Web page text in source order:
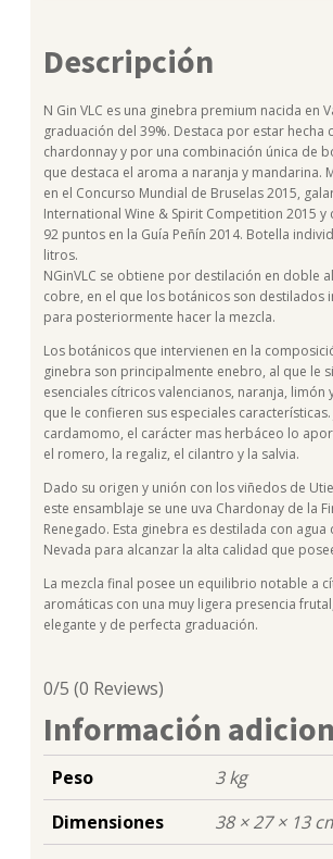
Descripción
N Gin VLC es una ginebra premium nacida en
graduación del 39%. Destaca por estar hecha
chardonnay y por una combinación única de
que destaca el aroma a naranja y mandarina.
en el Concurso Mundial de Bruselas 2015,
International Wine & Spirit Competition 2015 y
92 puntos en la Guía Peñín 2014. Botella
litros.
NGinVLC se obtiene por destilación en doble
cobre, en el que los botánicos son destilados
para posteriormente hacer la mezcla.
Los botánicos que intervienen en la
ginebra son principalmente enebro, al que le
esenciales cítricos valencianos, naranja, limón
que le confieren sus especiales características.
cardamomo, el carácter mas herbáceo lo
el romero, la regaliz, el cilantro y la salvia.
Dado su origen y unión con los viñedos de
este ensamblaje se une uva Chardonay de la
Renegado. Esta ginebra es destilada con agua
Nevada para alcanzar la alta calidad que
La mezcla final posee un equilibrio notable a
aromáticas con una muy ligera presencia
elegante y de perfecta graduación.
0/5 (0 Reviews)
Información
Peso
3 kg
Dimensiones
38 × 27 × 13